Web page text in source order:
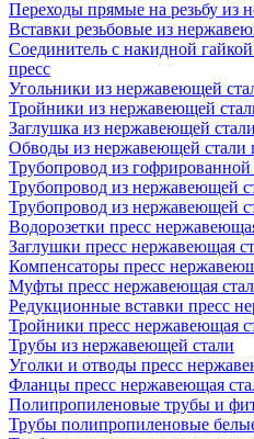
Переходы прямые на резьбу из
Вставки резьбовые из
Соединитель с накидной
пресс
Угольники из нержавеющей
Тройники из нержавеющей
Заглушка из нержавеющей
Обводы из нержавеющей стали
Трубопровод из
Трубопровод из нержавеющей
Трубопровод из нержавеющей
Водорозетки пресс
Заглушки пресс нержавеющая
Компенсаторы пресс
Муфты пресс нержавеющая
Редукционные вставки пресс
Тройники пресс нержавеющая
Трубы из нержавеющей стали
Уголки и отводы пресс
Фланцы пресс нержавеющая
Полипропиленовые трубы и
Трубы полипропиленовые